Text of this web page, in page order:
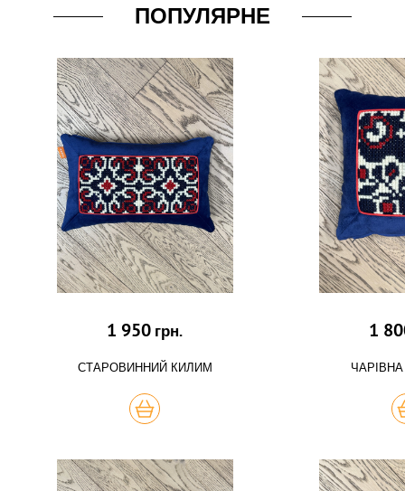
ПОПУЛЯРНЕ
1 950 грн.
СТАРОВИННИЙ КИЛИМ
КУПИТЬ
1